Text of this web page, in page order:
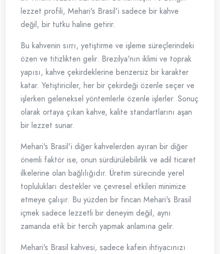
lezzet profili, Mehari's Brasil'i sadece bir kahve
değil, bir tutku haline getirir.
Bu kahvenin sırrı, yetiştirme ve işleme süreçlerindeki
özen ve titizlikten gelir. Brezilya'nın iklimi ve toprak
yapısı, kahve çekirdeklerine benzersiz bir karakter
katar. Yetiştiriciler, her bir çekirdeği özenle seçer ve
işlerken geleneksel yöntemlerle özenle işlerler. Sonuç
olarak ortaya çıkan kahve, kalite standartlarını aşan
bir lezzet sunar.
Mehari's Brasil'i diğer kahvelerden ayıran bir diğer
önemli faktör ise, onun sürdürülebilirlik ve adil ticaret
ilkelerine olan bağlılığıdır. Üretim sürecinde yerel
toplulukları destekler ve çevresel etkileri minimize
etmeye çalışır. Bu yüzden bir fincan Mehari's Brasil
içmek sadece lezzetli bir deneyim değil, aynı
zamanda etik bir tercih yapmak anlamına gelir.
Mehari's Brasil kahvesi, sadece kafein ihtiyacınızı